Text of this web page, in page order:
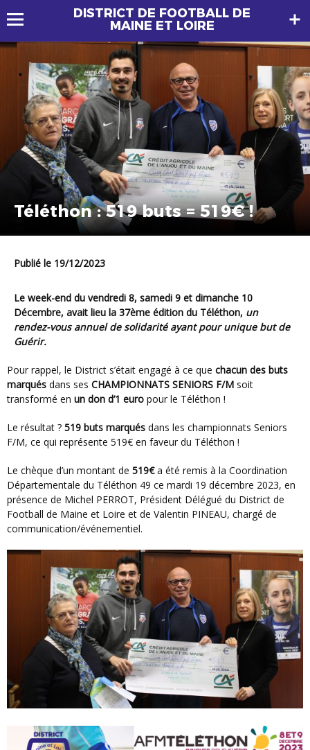
DISTRICT DE FOOTBALL DE
MAINE ET LOIRE
Téléthon : 519 buts = 519€ !
Publié le 19/12/2023
Le week-end du vendredi 8, samedi 9 et dimanche 10
Décembre, avait lieu la 37ème édition du Téléthon, un
rendez-vous annuel de solidarité ayant pour unique but de
Guérir.
Pour rappel, le District s’était engagé à ce que chacun des buts
marqués dans ses CHAMPIONNATS SENIORS F/M soit
transformé en un don d’1 euro pour le Téléthon !
Le résultat ? 519 buts marqués dans les championnats Seniors
F/M, ce qui représente 519€ en faveur du Téléthon !
Le chèque d’un montant de 519€a été remis à la Coordination
Départementale du Téléthon 49 ce mardi 19 décembre 2023, en
présence de Michel PERROT, Président Délégué du District de
Football de Maine et Loire et de Valentin PINEAU, chargé de
communication/événementiel.